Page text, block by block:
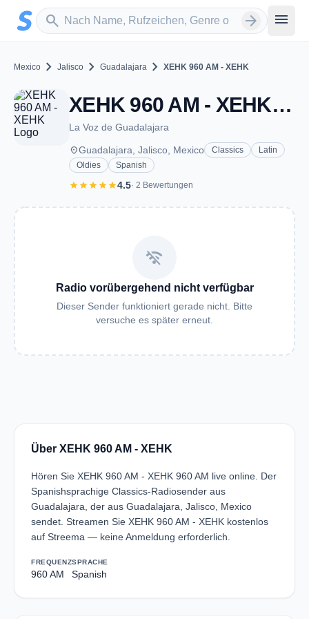
Zum Hauptinhalt springen
search
Sender suchen arrow_forward menu
Mexico chevron_right Jalisco chevron_right Guadalajara chevron_right XEHK 960 AM - XEHK
XEHK 960 AM - XEHK - AM 960 - Guadalajara, JA
La Voz de Guadalajara
placeGuadalajara, Jalisco, Mexico Classics
Latin
Oldies
Spanish
starstarstarstarstar4.5· 2 Bewertungen
wifi_off
Radio vorübergehend nicht verfügbar
Dieser Sender funktioniert gerade nicht. Bitte
versuche es später erneut.
Über XEHK 960 AM - XEHK
Hören Sie XEHK 960 AM - XEHK 960 AM live online. Der
Spanishsprachige Classics-Radiosender aus
Guadalajara, der aus Guadalajara, Jalisco, Mexico
sendet. Streamen Sie XEHK 960 AM - XEHK kostenlos
auf Streema — keine Anmeldung erforderlich.
FREQUENZ
960 AM
SPRACHE
Spanish